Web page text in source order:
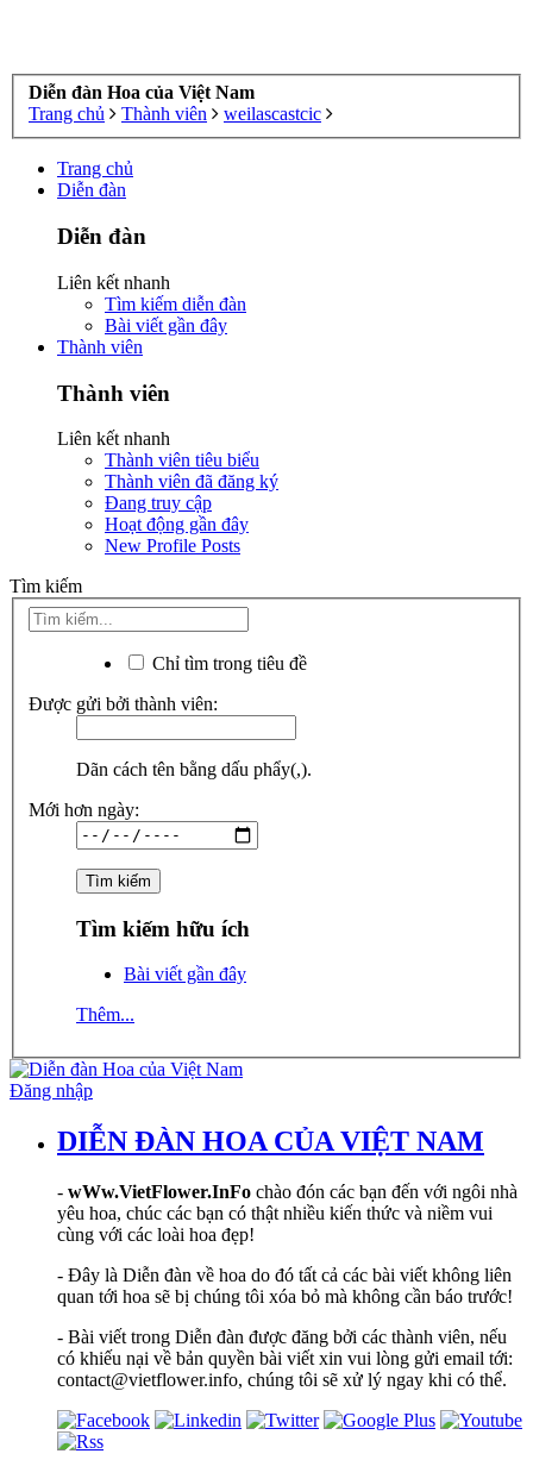
Diễn đàn Hoa của Việt Nam
Trang chủ
Thành viên weilascastcic
Trang chủ
Diễn đàn
Diễn đàn
Liên kết nhanh
Tìm kiếm diễn đàn
Bài viết gần đây
Thành viên
Thành viên
Liên kết nhanh
Thành viên tiêu biểu
Thành viên đã đăng ký
Đang truy cập
Hoạt động gần đây
New Profile Posts
Tìm kiếm
Chỉ tìm trong tiêu đề
Được gửi bởi thành viên:
Dãn cách tên bằng dấu phẩy(,).
Mới hơn ngày:
Tìm kiếm hữu ích
Bài viết gần đây
Thêm...
Đăng nhập
DIỄN ĐÀN HOA CỦA VIỆT NAM
- wWw.VietFlower.InFo chào đón các bạn đến với ngôi nhà
yêu hoa, chúc các bạn có thật nhiều kiến thức và niềm vui
cùng với các loài hoa đẹp!
- Đây là Diễn đàn về hoa do đó tất cả các bài viết không liên
quan tới hoa sẽ bị chúng tôi xóa bỏ mà không cần báo trước!
- Bài viết trong Diễn đàn được đăng bởi các thành viên, nếu
có khiếu nại về bản quyền bài viết xin vui lòng gửi email tới:
contact@vietflower.info, chúng tôi sẽ xử lý ngay khi có thể.